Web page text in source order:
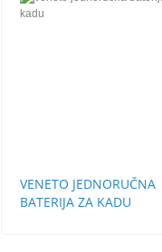
VENETO JEDNORUČNA
BATERIJA ZA KADU